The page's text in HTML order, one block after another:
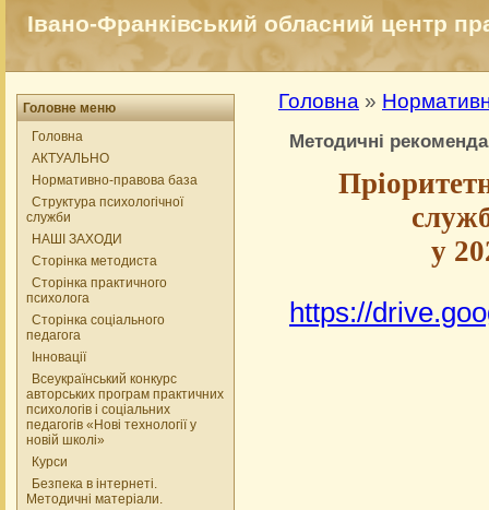
Івано-Франківський обласний центр
Головне меню
Головна
АКТУАЛЬНО
Нормативно-правова база
Структура психологічної
служби
НАШІ ЗАХОДИ
Сторінка методиста
Сторінка практичного
психолога
Сторінка соціального
педагога
Інновації
Всеукраїнський конкурс
авторських програм практичних
психологів і соціальних
педагогів «Нові технології у
новій школі»
Курси
Безпека в інтернеті.
Методичні матеріали.
Головна »
Методичні
у
https://